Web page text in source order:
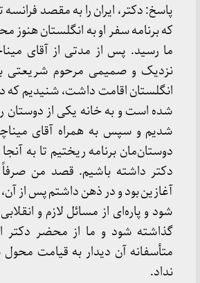
پاسخ: دکتر، ایران را به مقصد
که برنامه سفر او به انگلستان هنوز
ما رسید. پس از مدتی از آقای
نزدیک و صمیمی مرحوم شریعتی
انگلستان اقامت داشت، شنیدیم که
شده است و به خانه یکی از
شدیم و سپس به همراه آقای
دوستان‌مان برنامه ریختیم تا به آنجا
دکتر داشته باشیم. قصد من صرفاً
آغازین بود و در ذهن داشتم پس از
شود و پاره‌ای از مسائل لازم و
گذاشته شود و ما از محضر دکتر
متأسفانه آن دیدار به قیامت
نداد.